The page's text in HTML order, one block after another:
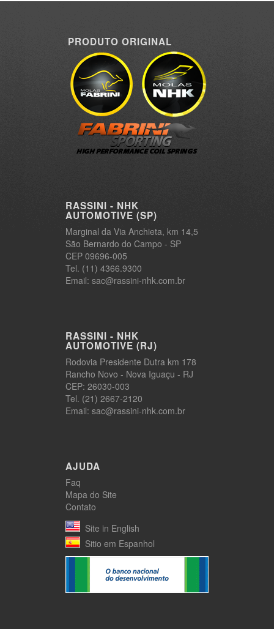
PRODUTO ORIGINAL
RASSINI - NHK
AUTOMOTIVE (SP)
Marginal da Via Anchieta, km 14,5
São Bernardo do Campo - SP
CEP 09696-005
Tel. (11) 4366.9300
Email: sac@rassini-nhk.com.br
RASSINI - NHK
AUTOMOTIVE (RJ)
Rodovia Presidente Dutra km 178
Rancho Novo - Nova Iguaçu - RJ
CEP: 26030-003
Tel. (21) 2667-2120
Email: sac@rassini-nhk.com.br
AJUDA
Faq
Mapa do Site
Contato
Site in English
Sitio em Espanhol